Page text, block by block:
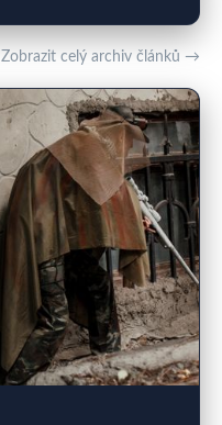
Zobrazit celý archiv článků →